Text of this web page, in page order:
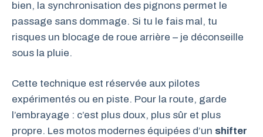
bien, la synchronisation des pignons permet le
passage sans dommage. Si tu le fais mal, tu
risques un blocage de roue arrière – je déconseille
sous la pluie.
Cette technique est réservée aux pilotes
expérimentés ou en piste. Pour la route, garde
l’embrayage : c’est plus doux, plus sûr et plus
propre. Les motos modernes équipées d’un shifter